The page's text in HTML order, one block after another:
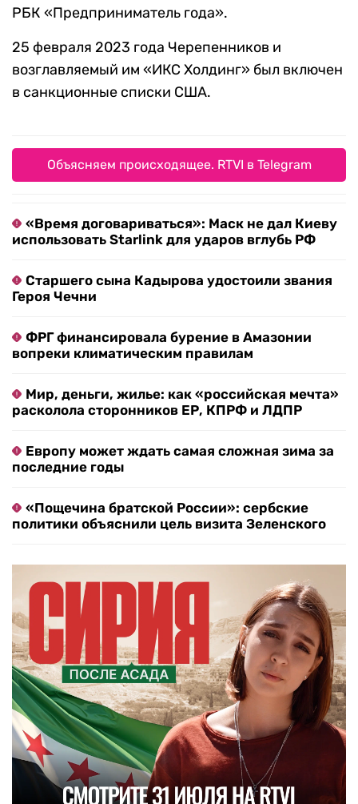
РБК «Предприниматель года».
25 февраля 2023 года Черепенников и
возглавляемый им «ИКС Холдинг» был включен
в санкционные списки США.
Объясняем происходящее. RTVI в Telegram
«Время договариваться»: Маск не дал Киеву
использовать Starlink для ударов вглубь РФ
Старшего сына Кадырова удостоили звания
Героя Чечни
ФРГ финансировала бурение в Амазонии
вопреки климатическим правилам
Мир, деньги, жилье: как «российская мечта»
расколола сторонников ЕР, КПРФ и ЛДПР
Европу может ждать самая сложная зима за
последние годы
«Пощечина братской России»: сербские
политики объяснили цель визита Зеленского